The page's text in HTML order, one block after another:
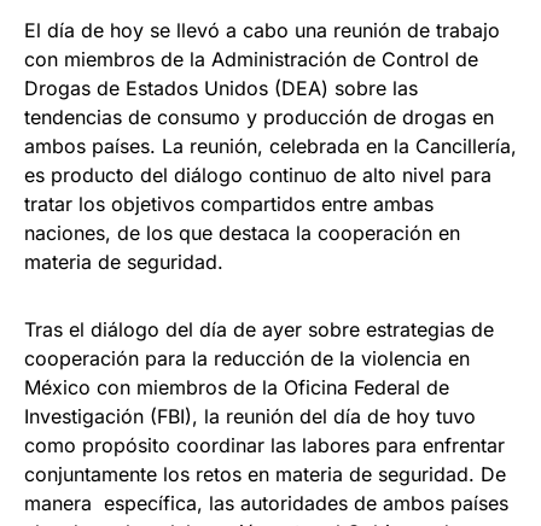
El día de hoy se llevó a cabo una reunión de trabajo
con miembros de la Administración de Control de
Drogas de Estados Unidos (DEA) sobre las
tendencias de consumo y producción de drogas en
ambos países. La reunión, celebrada en la Cancillería,
es producto del diálogo continuo de alto nivel para
tratar los objetivos compartidos entre ambas
naciones, de los que destaca la cooperación en
materia de seguridad.
Tras el diálogo del día de ayer sobre estrategias de
cooperación para la reducción de la violencia en
México con miembros de la Oficina Federal de
Investigación (FBI), la reunión del día de hoy tuvo
como propósito coordinar las labores para enfrentar
conjuntamente los retos en materia de seguridad. De
manera específica, las autoridades de ambos países